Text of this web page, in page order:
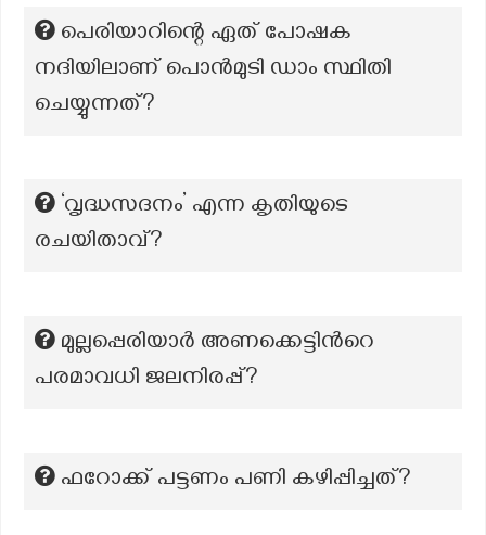
പെരിയാറിന്റെ ഏത് പോഷക
നദിയിലാണ് പൊൻമുടി ഡാം സ്ഥിതി
ചെയ്യുന്നത്?
‘വൃദ്ധസദനം’ എന്ന കൃതിയുടെ
രചയിതാവ്?
മുല്ലപ്പെരിയാർ അണക്കെട്ടിന്‍റെ
പരമാവധി ജലനിരപ്പ്?
ഫറോക്ക് പട്ടണം പണി കഴിപ്പിച്ചത്?